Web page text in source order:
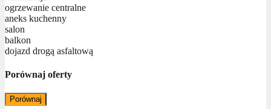
ogrzewanie centralne
aneks kuchenny
salon
balkon
dojazd drogą asfaltową
Porównaj oferty
Porównaj